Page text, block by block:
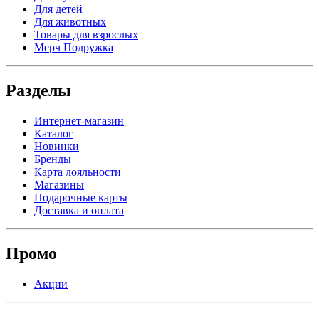
Для детей
Для животных
Товары для взрослых
Мерч Подружка
Разделы
Интернет-магазин
Каталог
Новинки
Бренды
Карта лояльности
Магазины
Подарочные карты
Доставка и оплата
Промо
Акции